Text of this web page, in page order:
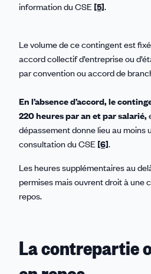
information du CSE [5].
Le volume de ce contingent est
accord collectif d’entreprise ou
par convention ou accord de
En l’absence d’accord, le
220 heures par an et par salarié,
dépassement donne lieu au moins
consultation du CSE [6].
Les heures supplémentaires au
permises mais ouvrent droit à une
repos.
La contrepartie